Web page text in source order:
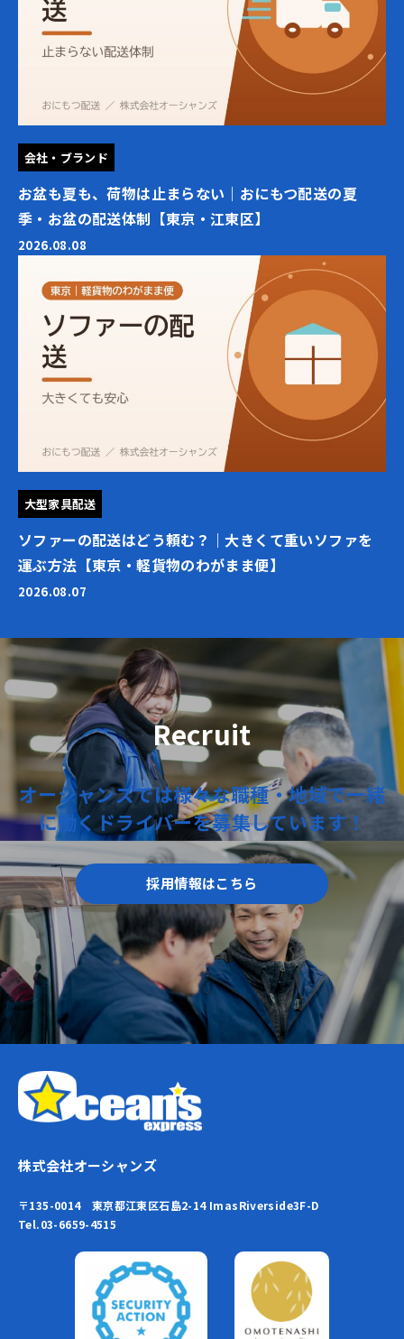
会社・ブランド
お盆も夏も、荷物は止まらない｜おにもつ配送の夏
季・お盆の配送体制【東京・江東区】
2026.08.08
大型家具配送
ソファーの配送はどう頼む？｜大きくて重いソファを
運ぶ方法【東京・軽貨物のわがまま便】
2026.08.07
Recruit
オーシャンズでは様々な職種・地域で一緒
に働く ドライバーを募集しています！
採用情報はこちら
株式会社オーシャンズ
〒135-0014 東京都江東区石島2-14 ImasRiverside3F-D
Tel.03-6659-4515